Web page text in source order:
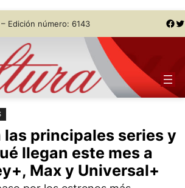
Edición número: 6143 Facebook Twitter
las principales series y
llegan este mes a
Max y Universal+